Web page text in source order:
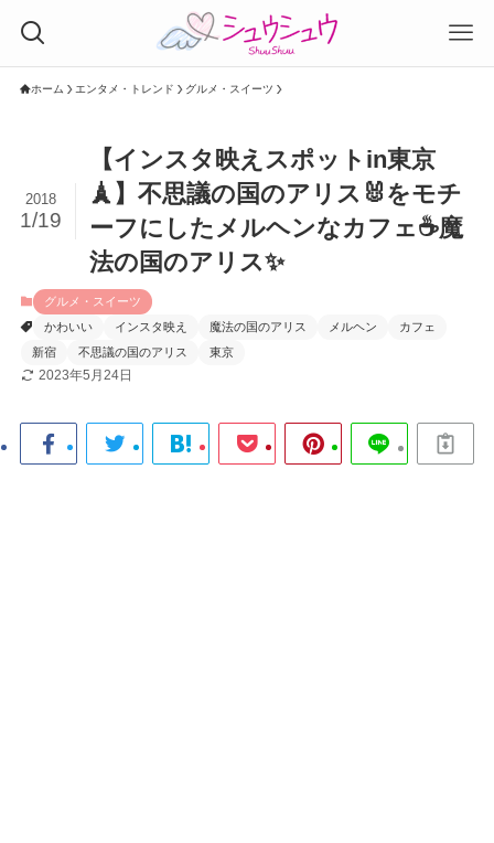
ホーム エンタメ・トレンド グルメ・スイーツ
【インスタ映えスポットin東京
🗼】不思議の国のアリス🐰をモチ
ーフにしたメルヘンなカフェ☕魔
法の国のアリス✨
2018
1/19
グルメ・スイーツ
かわいい
インスタ映え 魔法の国のアリス メルヘン
カフェ
新宿
不思議の国のアリス 東京
2023年5月24日